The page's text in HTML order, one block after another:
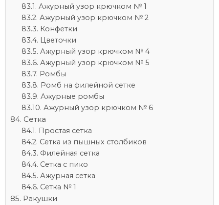
Ажурный узор крючком № 1
Ажурный узор крючком № 2
Конфетки
Цветочки
Ажурный узор крючком № 4
Ажурный узор крючком № 5
Ромбы
Ромб на филейной сетке
Ажурные ромбы
Ажурный узор крючком № 6
Сетка
Простая сетка
Сетка из пышных столбиков
Филейная сетка
Сетка с пико
Ажурная сетка
Сетка № 1
Ракушки